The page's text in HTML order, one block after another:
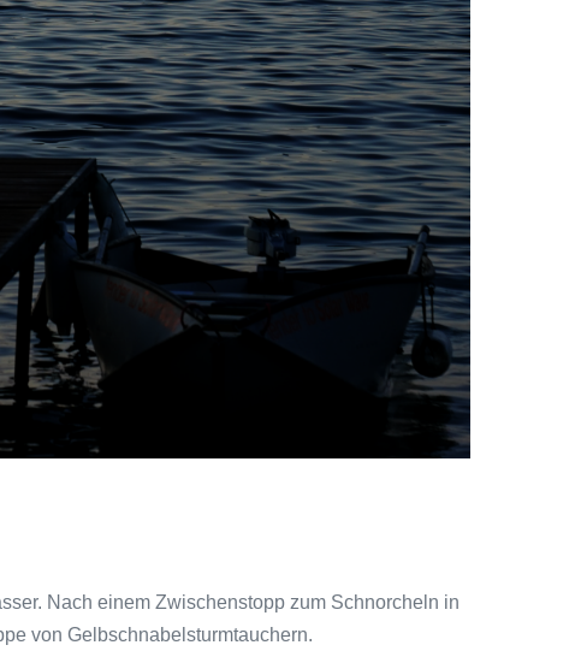
Nach einem Zwischenstopp zum Schnorcheln in
von Gelbschnabelsturmtauchern.